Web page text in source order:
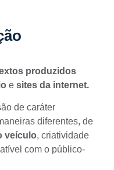
produzidos
e sites da internet.
de caráter
diferentes, de
veículo, criatividade
com o público-